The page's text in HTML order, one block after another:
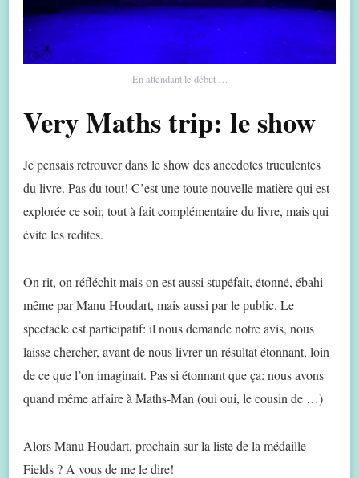
En attendant le début …
Very Maths trip: le show
Je pensais retrouver dans le show des anecdotes truculentes
du livre. Pas du tout! C’est une toute nouvelle matière qui est
explorée ce soir, tout à fait complémentaire du livre, mais qui
évite les redites.
On rit, on réfléchit mais on est aussi stupéfait, étonné, ébahi
même par Manu Houdart, mais aussi par le public. Le
spectacle est participatif: il nous demande notre avis, nous
laisse chercher, avant de nous livrer un résultat étonnant, loin
de ce que l’on imaginait. Pas si étonnant que ça: nous avons
quand même affaire à Maths-Man (oui oui, le cousin de …)
Alors Manu Houdart, prochain sur la liste de la médaille
Fields ? A vous de me le dire!